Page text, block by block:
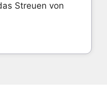
Streuen von